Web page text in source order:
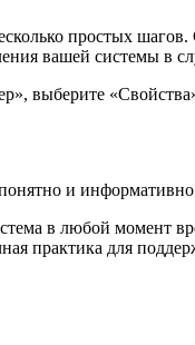
простых
вашей системы в
выберите
и
в любой момент
практика для